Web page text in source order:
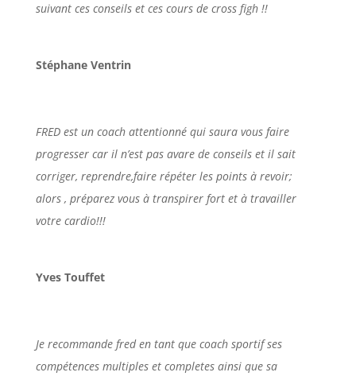
suivant ces conseils et ces cours de cross figh !!
Stéphane Ventrin
FRED est un coach attentionné qui saura vous faire
progresser car il n’est pas avare de conseils et il sait
corriger, reprendre,faire répéter les points à revoir;
alors , préparez vous à transpirer fort et à travailler
votre cardio!!!
Yves Touffet
Je recommande fred en tant que coach sportif ses
compétences multiples et completes ainsi que sa